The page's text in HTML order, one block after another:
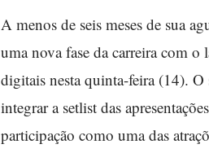
A menos de seis meses de sua
uma nova fase da carreira com o
digitais nesta quinta-feira (14).
integrar a setlist das
participação como uma das